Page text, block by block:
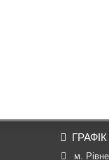
м.